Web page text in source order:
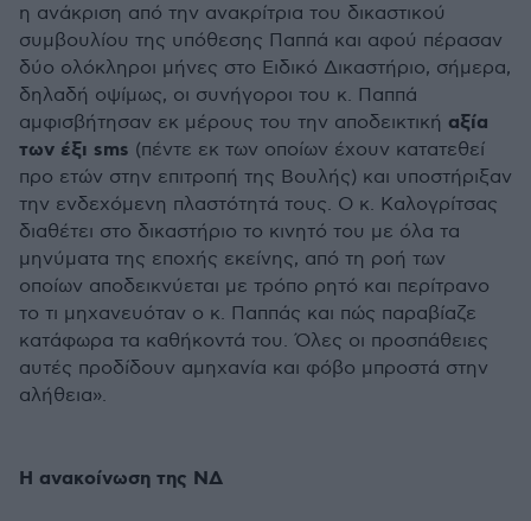
η ανάκριση από την ανακρίτρια του δικαστικού
συμβουλίου της υπόθεσης Παππά και αφού πέρασαν
δύο ολόκληροι μήνες στο Ειδικό Δικαστήριο, σήμερα,
δηλαδή οψίμως, οι συνήγοροι του κ. Παππά
αμφισβήτησαν εκ μέρους του την αποδεικτική αξία
των έξι sms (πέντε εκ των οποίων έχουν κατατεθεί
προ ετών στην επιτροπή της Βουλής) και υποστήριξαν
την ενδεχόμενη πλαστότητά τους. Ο κ. Καλογρίτσας
διαθέτει στο δικαστήριο το κινητό του με όλα τα
μηνύματα της εποχής εκείνης, από τη ροή των
οποίων αποδεικνύεται με τρόπο ρητό και περίτρανο
το τι μηχανευόταν ο κ. Παππάς και πώς παραβίαζε
κατάφωρα τα καθήκοντά του. Όλες οι προσπάθειες
αυτές προδίδουν αμηχανία και φόβο μπροστά στην
αλήθεια».
H ανακοίνωση της ΝΔ